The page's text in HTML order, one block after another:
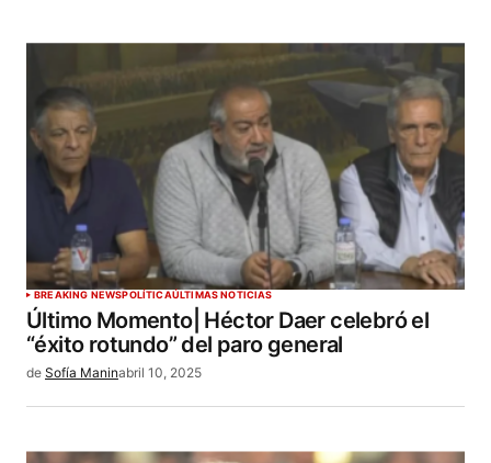
BREAKING NEWSPOLÍTICAÚLTIMAS NOTICIAS
Último Momento| Héctor Daer celebró el
“éxito rotundo” del paro general
de Sofía Maninabril 10, 2025